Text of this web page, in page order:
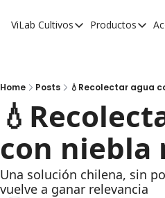
ViLab Cultivos
Cultivos
Olivos
Cítricos
Cerezos
Almendros
Arándanos
Productos
Home Posts 💧Recolectar agua
con niebla
Una solución chilena, sin
vuelve a ganar relevancia